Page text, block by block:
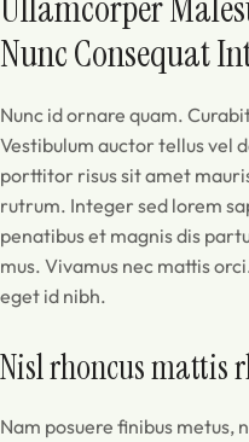
Nunc Consequat
Nunc id ornare quam.
Vestibulum auctor tellus vel
porttitor risus sit amet
rutrum. Integer sed lorem
penatibus et magnis dis
mus. Vivamus nec mattis
eget id nibh.
Nisl rhoncus mattis
Nam posuere finibus metus,